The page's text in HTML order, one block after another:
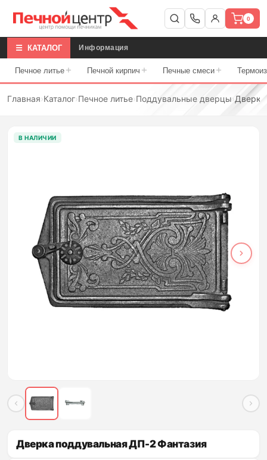
0
☰ КАТАЛОГ Информация
Печное литье + Печной кирпич + Печные смеси +
Главная›Каталог›Печное литье›Поддувальные дверцы›
В НАЛИЧИИ
Дверка поддувальная ДП-2 Фантазия